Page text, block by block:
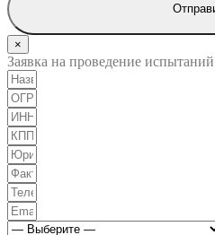
×
Заявка на проведение испытаний